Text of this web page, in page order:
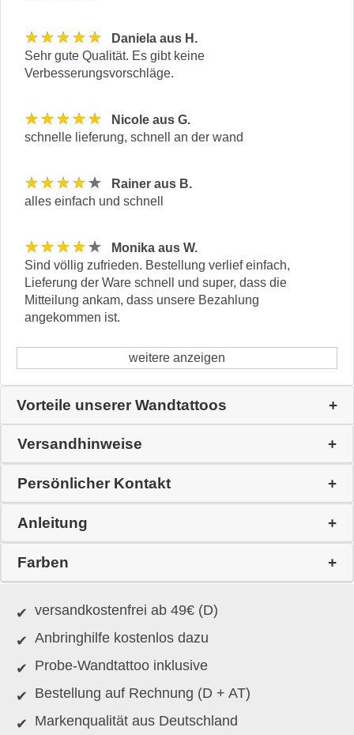
★★★★★
Daniela aus H.
Sehr gute Qualität. Es gibt keine
Verbesserungsvorschläge.
★★★★★
Nicole aus G.
schnelle lieferung, schnell an der wand
★★★★★
Rainer aus B.
alles einfach und schnell
★★★★★
Monika aus W.
Sind völlig zufrieden. Bestellung verlief einfach,
Lieferung der Ware schnell und super, dass die
Mitteilung ankam, dass unsere Bezahlung
angekommen ist.
weitere anzeigen
Vorteile unserer Wandtattoos
Versandhinweise
Persönlicher Kontakt
Anleitung
Farben
versandkostenfrei ab 49€ (D)
Anbringhilfe kostenlos dazu
Probe-Wandtattoo inklusive
Bestellung auf Rechnung (D + AT)
Markenqualität aus Deutschland